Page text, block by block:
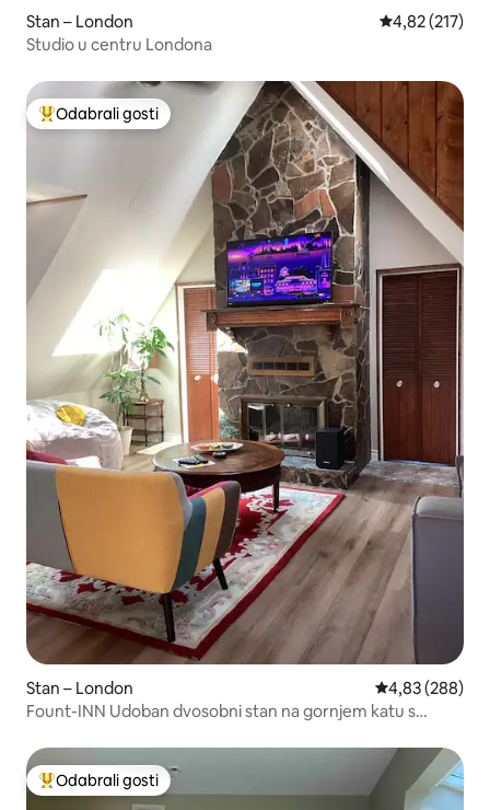
Stan – London Prosječna
4,82 (217)
Studio u centru Londona
Među najviše rangiranima s oznakom „Odabrali gosti”
Odabrali gosti
Stan – London Prosječna
4,83 (288)
Fount-INN Udoban dvosobni stan na gornjem katu s
Među najviše rangiranima s oznakom „Odabrali gosti”
Odabrali gosti